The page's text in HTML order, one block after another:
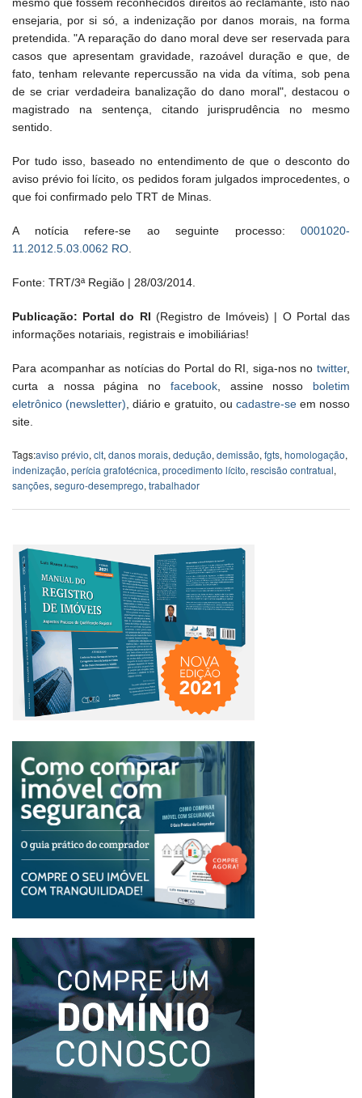
ensejaria, por si só, a indenização por danos morais, na forma
pretendida. "A reparação do dano moral deve ser reservada para
casos que apresentam gravidade, razoável duração e que, de
fato, tenham relevante repercussão na vida da vítima, sob pena
de se criar verdadeira banalização do dano moral", destacou o
magistrado na sentença, citando jurisprudência no mesmo
sentido.
Por tudo isso, baseado no entendimento de que o desconto do
aviso prévio foi lícito, os pedidos foram julgados improcedentes, o
que foi confirmado pelo TRT de Minas.
A notícia refere-se ao seguinte processo: 0001020-
11.2012.5.03.0062 RO
Fonte: TRT/3ª Região | 28/03/2014.
Publicação: Portal do RI (Registro de Imóveis) | O Portal das
informações notariais, registrais e imobiliárias!
Para acompanhar as notícias do Portal do RI, siga-nos no twitter,
curta a nossa página no facebook, assine nosso boletim
eletrônico (newsletter) , diário e gratuito, ou cadastre-seem nosso
site.
Tags:aviso prévio, clt, danos morais, dedução, demissão, fgts, homologação,
indenização, perícia grafotécnica, procedimento lícito, rescisão contratual,
sanções, seguro-desemprego, trabalhador